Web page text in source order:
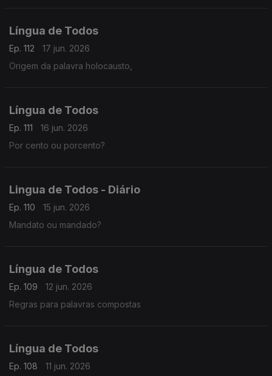
Língua de Todos
Ep. 112
17 jun. 2026
Origem da palavra holocausto,
Língua de Todos
Ep. 111
16 jun. 2026
Por cento ou porcento?
Lingua de Todos - Diário
Ep. 110
15 jun. 2026
Mandato ou mandado?
Língua de Todos
Ep. 109
12 jun. 2026
Regras para palavras compostas
Língua de Todos
Ep. 108
11 jun. 2026